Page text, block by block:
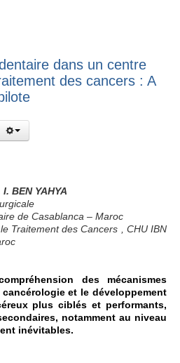
dans un centre
des cancers : A
BEN YAHYA
de Casablanca – Maroc
Traitement des Cancers , CHU IBN
des mécanismes
et le développement
plus ciblés et performants,
notamment au niveau
inévitables.